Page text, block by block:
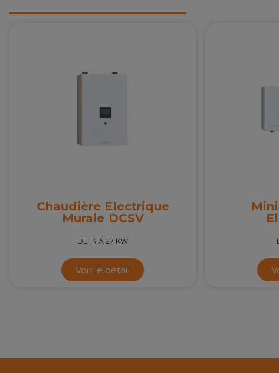
Chaudière Electrique
Murale DCSV
DE 14 À 27 KW
Voir le détail